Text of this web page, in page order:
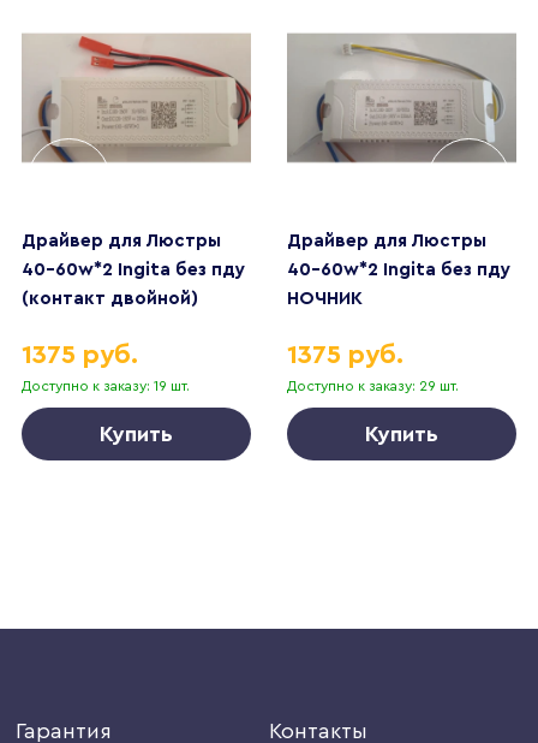
Драйвер для Люстры
40-60w*2 Ingita без пду
(контакт двойной)
Доступно к заказу: 19 шт.
1375 руб.
Купить
Драйвер для Люстры
40-60w*2 Ingita без пду
НОЧНИК
Доступно к заказу: 29 шт.
1375 руб.
Купить
Гарантия Контакты